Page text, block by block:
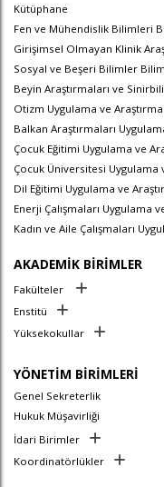
Kütüphane
Fen ve Mühendislik Bilimleri
Girişimsel Olmayan Klinik
Sosyal ve Beşeri Bilimler
Beyin Araştırmaları ve
Otizm Uygulama ve
Balkan Araştırmaları
Çocuk Eğitimi Uygulama ve
Çocuk Üniversitesi Uygulama
Dil Eğitimi Uygulama ve
Enerji Çalışmaları Uygulama
Kadın ve Aile Çalışmaları
AKADEMİK BİRİMLER
Fakülteler
Enstitü
Yüksekokullar
YÖNETİM BİRİMLERİ
Genel Sekreterlik
Hukuk Müşavirliği
İdari Birimler
Koordinatörlükler